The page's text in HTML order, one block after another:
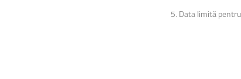
5. Data limită